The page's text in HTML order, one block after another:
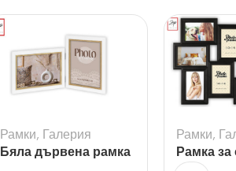
Рамки, Галерия
Бяла дървена рамка
Рамки,
Рамка